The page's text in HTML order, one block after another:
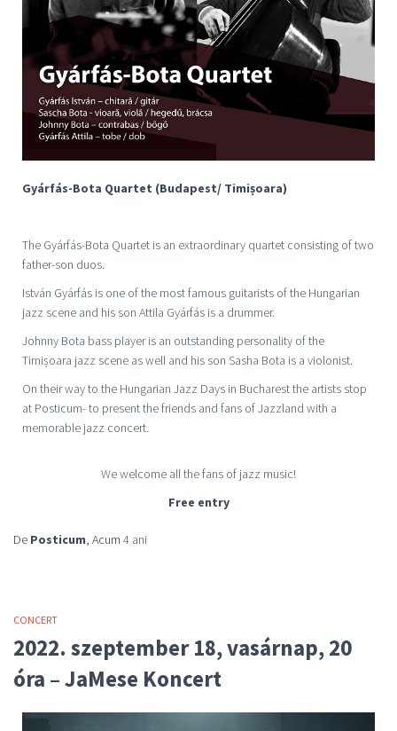
Gyárfás-Bota Quartet (Budapest/ Timișoara)
The Gyárfás-Bota Quartet is an extraordinary quartet consisting of two
father-son duos.
István Gyárfás is one of the most famous guitarists of the Hungarian
jazz scene and his son Attila Gyárfás is a drummer.
Johnny Bota bass player is an outstanding personality of the
Timișoara jazz scene as well and his son Sasha Bota is a violonist.
On their way to the Hungarian Jazz Days in Bucharest the artists stop
at Posticum- to present the friends and fans of Jazzland with a
memorable jazz concert.
We welcome all the fans of jazz music!
Free entry
De Posticum, Acum 4 ani
CONCERT
2022. szeptember 18, vasárnap, 20
óra – JaMese Koncert